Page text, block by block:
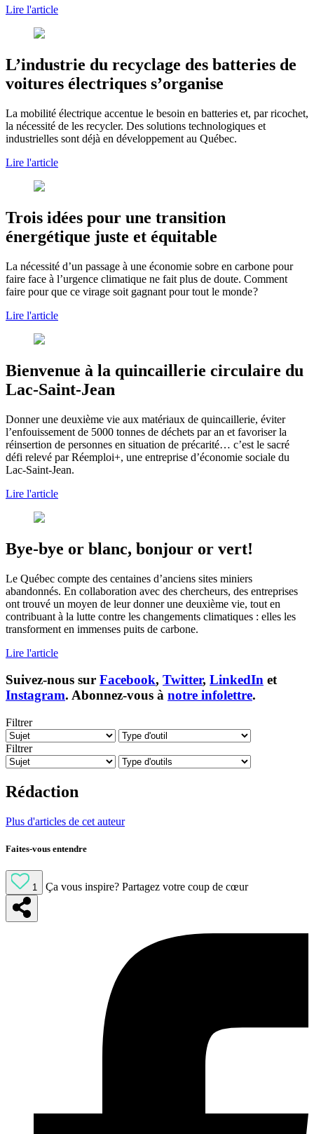
Lire l'article
L’industrie du recyclage des batteries de
voitures électriques s’organise
La mobilité électrique accentue le besoin en batteries et, par ricochet,
la nécessité de les recycler. Des solutions technologiques et
industrielles sont déjà en développement au Québec.
Lire l'article
Trois idées pour une transition
énergétique juste et équitable
La nécessité d’un passage à une économie sobre en carbone pour
faire face à l’urgence climatique ne fait plus de doute. Comment
faire pour que ce virage soit gagnant pour tout le monde ?
Lire l'article
Bienvenue à la quincaillerie circulaire du
Lac-Saint-Jean
Donner une deuxième vie aux matériaux de quincaillerie, éviter
l’enfouissement de 5000 tonnes de déchets par an et favoriser la
réinsertion de personnes en situation de précarité… c’est le sacré
défi relevé par Réemploi+, une entreprise d’économie sociale du
Lac-Saint-Jean.
Lire l'article
Bye-bye or blanc, bonjour or vert!
Le Québec compte des centaines d’anciens sites miniers
abandonnés. En collaboration avec des chercheurs, des entreprises
ont trouvé un moyen de leur donner une deuxième vie, tout en
contribuant à la lutte contre les changements climatiques : elles les
transforment en immenses puits de carbone.
Lire l'article
Suivez-nous sur Facebook, Twitter, LinkedIn et
Instagram. Abonnez-vous à notre infolettre.
Filtrer
Filtrer
Rédaction
Plus d'articles de cet auteur
Faites-vous entendre
1 Ça vous inspire? Partagez votre coup de cœur